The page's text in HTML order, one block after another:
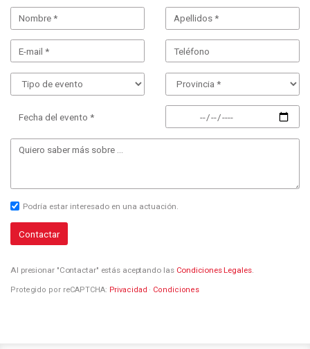
Fecha del evento *
Podría estar interesado en una actuación.
Contactar
Al presionar "Contactar" estás aceptando las Condiciones Legales.
Protegido por reCAPTCHA: Privacidad · Condiciones